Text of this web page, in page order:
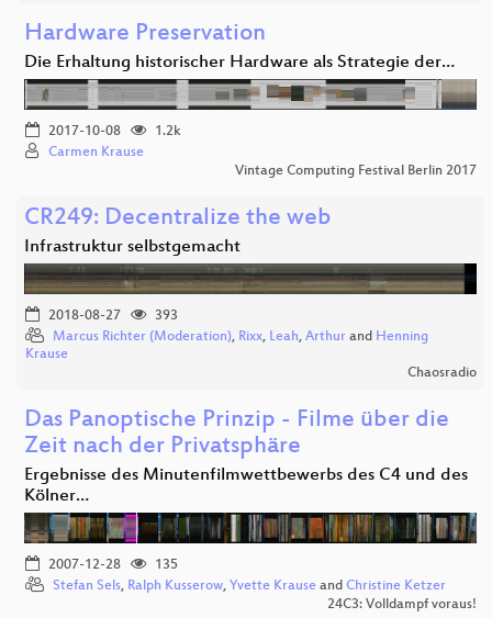
Hardware Preservation
Die Erhaltung historischer Hardware als Strategie der…
2017-10-08
1.2k
Carmen Krause
Vintage Computing Festival Berlin 2017
CR249: Decentralize the web
Infrastruktur selbstgemacht
2018-08-27
393
Marcus Richter (Moderation), Rixx, Leah, Arthur and Henning
Krause
Chaosradio
Das Panoptische Prinzip - Filme über die
Zeit nach der Privatsphäre
Ergebnisse des Minutenfilmwettbewerbs des C4 und des
Kölner…
2007-12-28
135
Stefan Sels, Ralph Kusserow, Yvette Krause and Christine Ketzer
24C3: Volldampf voraus!